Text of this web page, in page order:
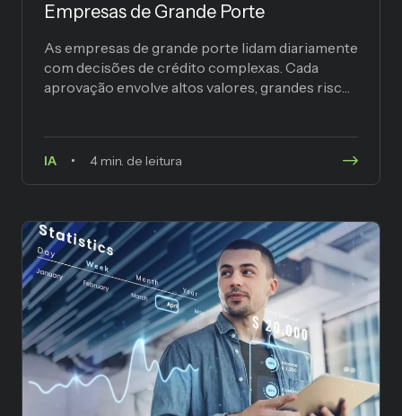
Empresas de Grande Porte
As empresas de grande porte lidam diariamente
com decisões de crédito complexas. Cada
aprovação envolve altos valores, grandes riscos
IA 4 min. de leitura